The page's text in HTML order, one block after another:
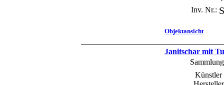
Inv. Nr.:
Objektansicht
Janitschar mit
Künstler